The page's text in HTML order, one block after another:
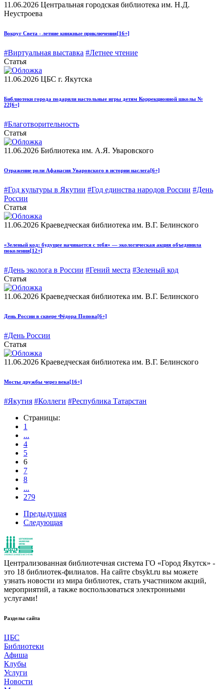
11.06.2026 Центральная городская библиотека им. Н.Д.
Неустроева
Вокруг Света - летние книжные приключения[16+]
#Виртуальная выставка #Летнее чтение
Статья
11.06.2026 ЦБС г. Якутска
Библиотеки города подарили настольные игры детям Коррекционной школы №
22 [6+]
#Благотворительность
Статья
11.06.2026 Библиотека им. А.Я. Уваровского
Отражение роли Афанасия Уваровского в истории наслега [6+]
#Год культуры в Якутии #Год единства народов России #День
России
Статья
11.06.2026 Краеведческая библиотека им. В.Г. Белинского
«Зеленый код: будущее начинается с тебя» — экологическая акция объединила
поколения[12+]
#День эколога в России #Гений места #Зеленый код
Статья
11.06.2026 Краеведческая библиотека им. В.Г. Белинского
День России в сквере Фёдора Попова[6+]
#День России
Статья
11.06.2026 Краеведческая библиотека им. В.Г. Белинского
Мосты дружбы через века[16+]
#Якутия #Коллеги #Республика Татарстан
Страницы:
1
...
4
5
6
7
8
...
279
Предыдущая
Следующая
Централизованная библиотечная система ГО «Город Якутск» -
это 18 библиотек-филиалов. На сайте cbsykt.ru вы можете
узнать новости из мира библиотек, стать участником акций,
мероприятий, а также воспользоваться электронными
услугами!
Разделы сайта
ЦБС
Библиотеки
Афиша
Клубы
Услуги
Новости